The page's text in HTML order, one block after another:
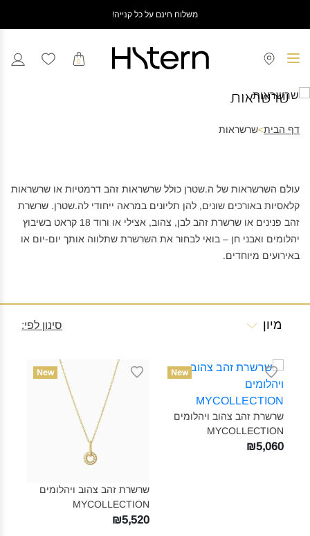
משלוח חינם על כל קנייה!
0
שרשראות
דף הבית>שרשראות
עולם השרשראות של ה.שטרן כולל שרשראות זהב דרמטיות או שרשראות
קלאסיות באורכים שונים, להן תליונים במראה ייחודי לה.שטרן. שרשרת
זהב פנינים או שרשרת זהב לבן, צהוב, אצילי או ורוד 18 קראט בשיבוץ
יהלומים ואבני חן – בואי לבחור את השרשרת שתלווה אותך יום-יום או
באירועים מיוחדים.
מיון סינון לפי:
New
שרשרת זהב צהוב ויהלומים
MYCOLLECTION‎
₪5,060
New
שרשרת זהב צהוב ויהלומים
MYCOLLECTION‎
₪5,520